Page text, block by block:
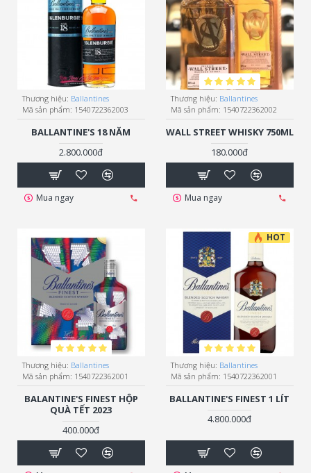
Thương hiệu: Ballantines
Mã sản phẩm: 1540722362003
BALLANTINE'S 18 NĂM
2.800.000đ
Mua ngay
Thương hiệu: Ballantines
Mã sản phẩm: 1540722362002
WALL STREET WHISKY 750ML
180.000đ
Mua ngay
Thương hiệu: Ballantines
Mã sản phẩm: 1540722362001
BALANTINE'S FINEST HỘP
QUÀ TẾT 2023
400.000đ
HOT
Thương hiệu: Ballantines
Mã sản phẩm: 1540722362001
BALLANTINE'S FINEST 1 LÍT
4.800.000đ